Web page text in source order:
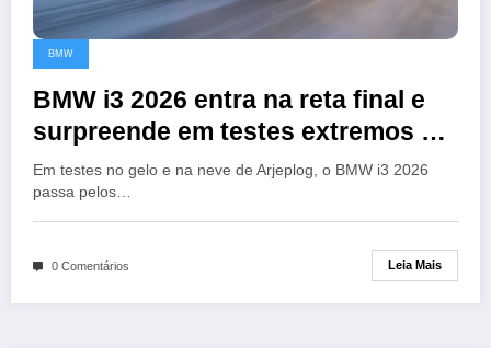
BMW
BMW i3 2026 entra na reta final e
surpreende em testes extremos na
Suécia
Em testes no gelo e na neve de Arjeplog, o BMW i3 2026
passa pelos…
0 Comentários Leia Mais